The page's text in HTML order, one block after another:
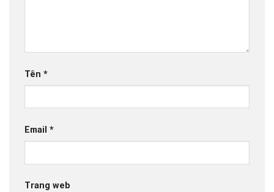
Tên *
Email *
Trang web